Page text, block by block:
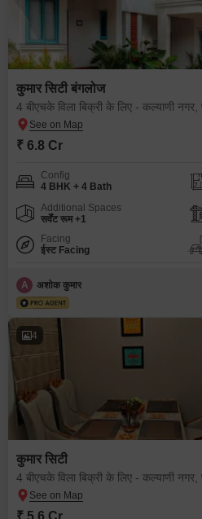
कुमार सिटी बंगलोज
4 बीएचके विला बिक्री के लिए - कल्याणी नगर,
₹ 6.8 Cr
Config
4 BHK + 4 Bath
Additional Spaces
सर्वेंट रूम +1
Facing
ईस्ट Facing
A अशोक कुमार
4
कुमार सिटी
4 बीएचके विला बिक्री के लिए - कल्याणी नगर,
₹ 5.6 Cr